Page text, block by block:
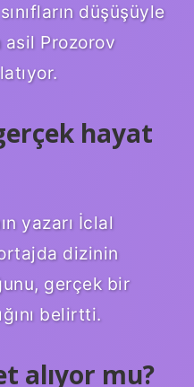
düşüşüyle
asil Prozorov
hayat
yazarı İclal
dizinin
gerçek bir
belirtti.
alıyor mu?